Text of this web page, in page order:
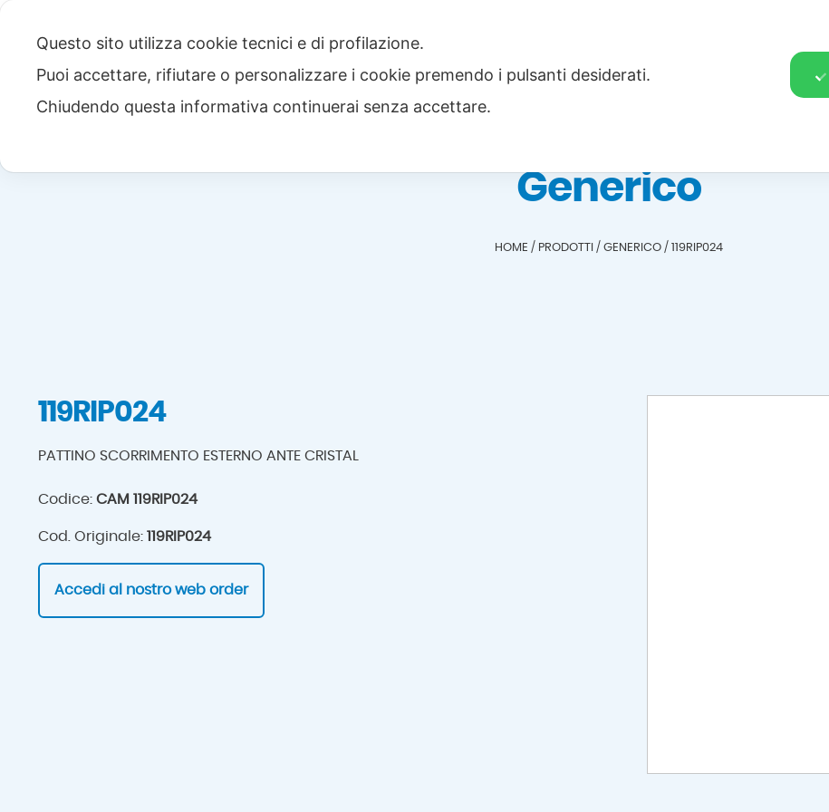
Download
Generico
HOME / PRODOTTI / GENERICO / 119RIP024
119RIP024
PATTINO SCORRIMENTO ESTERNO ANTE CRISTAL
Codice: CAM 119RIP024
Cod. Originale: 119RIP024
Accedi al nostro web order
Questo sito utilizza cookie tecnici e di profilazione.
Puoi accettare, rifiutare o personalizzare i cookie premendo i pulsanti desiderati.
Chiudendo questa informativa continuerai senza accettare.